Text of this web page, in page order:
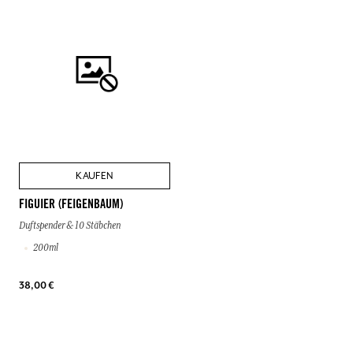
KAUFEN
FIGUIER (FEIGENBAUM)
Duftspender & 10 Stäbchen
200ml
38,00 €